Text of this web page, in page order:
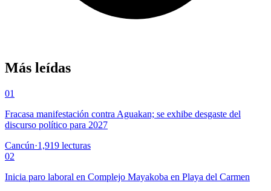
Más leídas
01
Fracasa manifestación contra Aguakan; se exhibe desgaste del
discurso político para 2027
Cancún·1,919 lecturas
02
Inicia paro laboral en Complejo Mayakoba en Playa del Carmen